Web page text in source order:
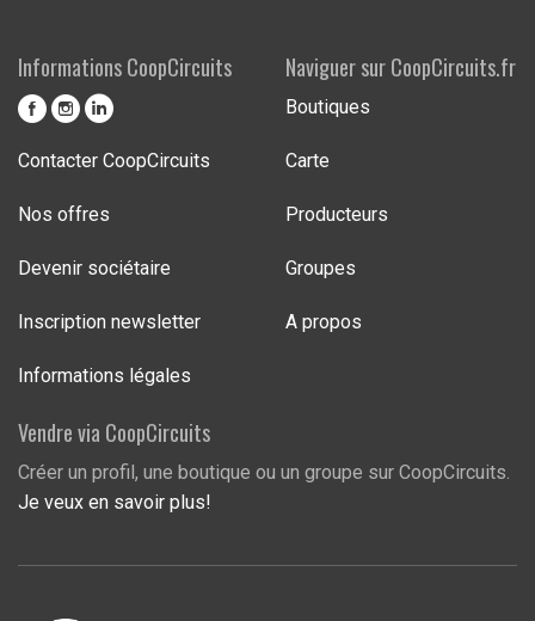
Informations CoopCircuits
Contacter CoopCircuits
Nos offres
Devenir sociétaire
Inscription newsletter
Informations légales
Naviguer sur CoopCircuits.fr
Boutiques
Carte
Producteurs
Groupes
A propos
Vendre via CoopCircuits
Créer un profil, une boutique ou un groupe sur CoopCircuits.
Je veux en savoir plus!